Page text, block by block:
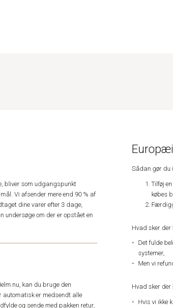
bliver som udgangspunkt
Vi afsender mere end 90 % af
dine varer efter 3 dage,
undersøge om der er opstået en
kan du bruge den
er medsendt alle
og sende med pakken retur,
Sådan gør du
Tilføj
købes
Hvad sker
Det fulde
systemer,
Men vi
Hvad sker
Hvis vi ikke